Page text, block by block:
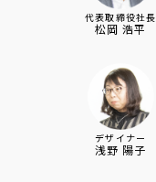
代表取締役社長
松岡 浩平
デザイナー
浅野 陽子